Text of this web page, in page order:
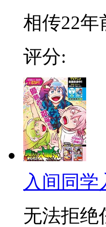
相传22年
评分:
入间同学
无法拒绝